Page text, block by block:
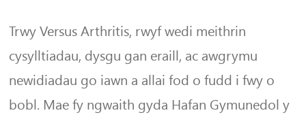
Trwy Versus Arthritis, rwyf wedi meithrin
cysylltiadau, dysgu gan eraill, ac awgrymu
newidiadau go iawn a allai fod o fudd i fwy o
bobl. Mae fy ngwaith gyda Hafan Gymunedol y